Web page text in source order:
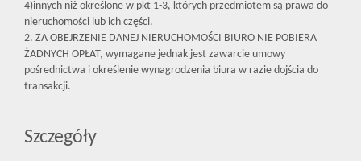
4)innych niż określone w pkt 1-3, których przedmiotem są prawa do
nieruchomości lub ich części.
2. ZA OBEJRZENIE DANEJ NIERUCHOMOŚCI BIURO NIE POBIERA
ŻADNYCH OPŁAT, wymagane jednak jest zawarcie umowy
pośrednictwa i określenie wynagrodzenia biura w razie dojścia do
transakcji.
Szczegóły